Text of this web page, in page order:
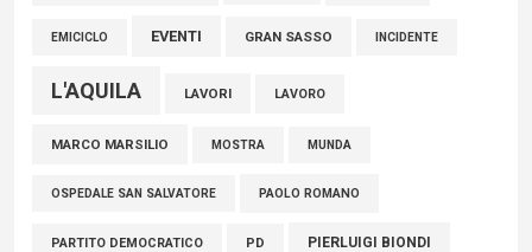
EMICICLO EVENTI GRAN SASSO INCIDENTE
L'AQUILA LAVORI LAVORO
MARCO MARSILIO MOSTRA MUNDA
OSPEDALE SAN SALVATORE PAOLO ROMANO
PARTITO DEMOCRATICO PD PIERLUIGI BIONDI